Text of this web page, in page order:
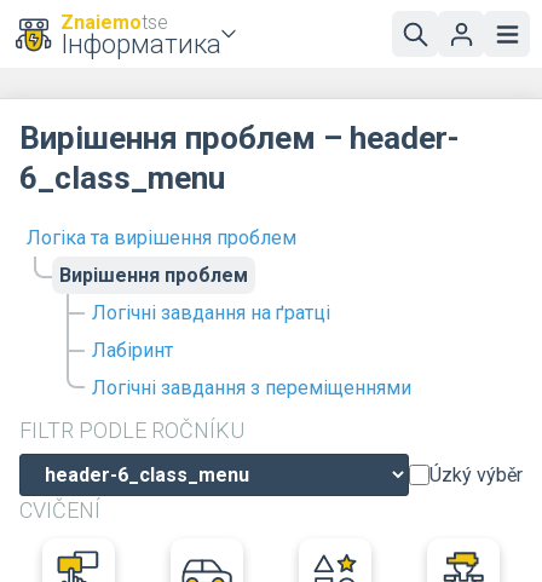
Znaiemotse
Інформатика
Логіка та вирішення проблем
Вирішення проблем
Логічні завдання на ґратці
Лабіринт
Логічні завдання з переміщеннями
FILTR PODLE ROČNÍKU
Úzký výběr
CVIČENÍ
Вирішення проблем – header-
6_class_menu